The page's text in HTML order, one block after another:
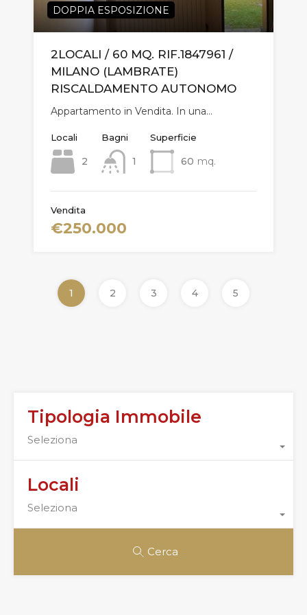
DOPPIA ESPOSIZIONE
2LOCALI / 60 MQ. RIF.1847961 /
MILANO (LAMBRATE)
RISCALDAMENTO AUTONOMO
Appartamento in Vendita. In una…
Locali
2
Bagni
1
Superficie
60 mq.
Vendita
€250.000
1 2 3 4 5
Tipologia Immobile
Seleziona
Locali
Seleziona
Cerca